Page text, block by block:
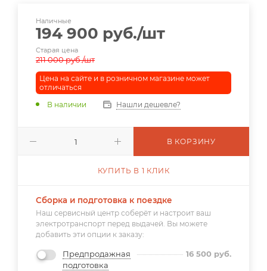
Наличные
194 900 руб./шт
Старая цена
211 000руб./шт
Цена на сайте и в розничном магазине может
отличаться
В наличии
Нашли дешевле?
В КОРЗИНУ
КУПИТЬ В 1 КЛИК
Сборка и подготовка к поездке
Наш сервисный центр соберёт и настроит ваш
электротранспорт перед выдачей. Вы можете
добавить эти опции к заказу:
Предпродажная
подготовка
16 500 руб.